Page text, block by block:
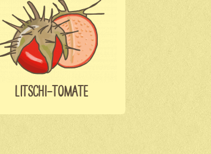
LITSCHI-TOMATE